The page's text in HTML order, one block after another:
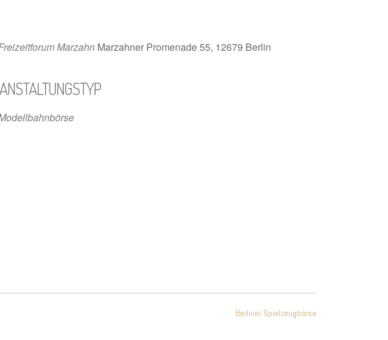
Marzahn Marzahner Promenade 55, 12679 Berlin
Berliner Spielzeugbörse